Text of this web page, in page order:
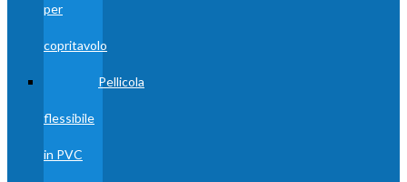
per
copritavolo
Pellicola
flessibile
in PVC